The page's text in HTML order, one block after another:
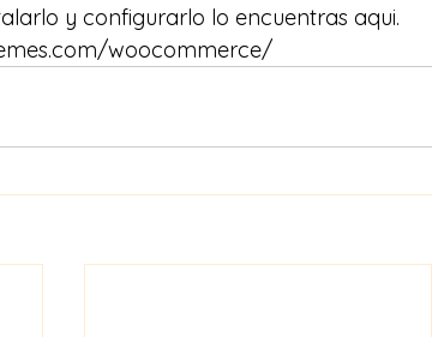
y configurarlo lo encuentras aqui.
woocommerce/